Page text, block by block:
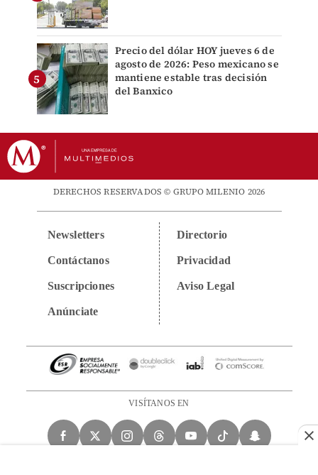
Precio del dólar HOY jueves 6 de
agosto de 2026: Peso mexicano se
mantiene estable tras decisión
del Banxico
DERECHOS RESERVADOS © GRUPO MILENIO 2026
Newsletters
Contáctanos
Suscripciones
Anúnciate
Directorio
Privacidad
Aviso Legal
VISÍTANOS EN